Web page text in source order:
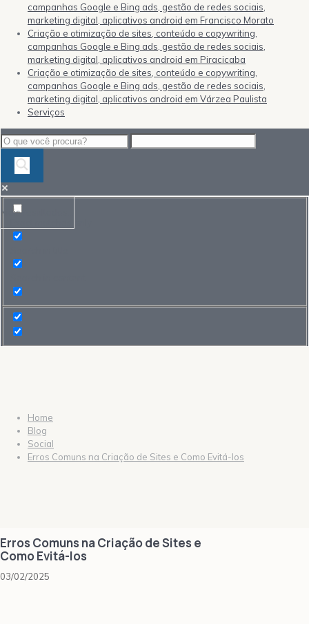
campanhas Google e Bing ads, gestão de redes sociais,
marketing digital, aplicativos android em Francisco Morato
Criação e otimização de sites, conteúdo e copywriting,
campanhas Google e Bing ads, gestão de redes sociais,
marketing digital, aplicativos android em Piracicaba
Criação e otimização de sites, conteúdo e copywriting,
campanhas Google e Bing ads, gestão de redes sociais,
marketing digital, aplicativos android em Várzea Paulista
Serviços
Mais resultados...
Home
Blog
Social
Erros Comuns na Criação de Sites e Como Evitá-los
Erros Comuns na Criação de Sites e
Como Evitá-los
03/02/2025